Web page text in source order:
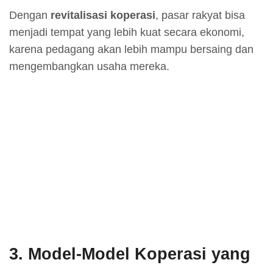
Dengan revitalisasi koperasi, pasar rakyat bisa
menjadi tempat yang lebih kuat secara ekonomi,
karena pedagang akan lebih mampu bersaing dan
mengembangkan usaha mereka.
3. Model-Model Koperasi yang